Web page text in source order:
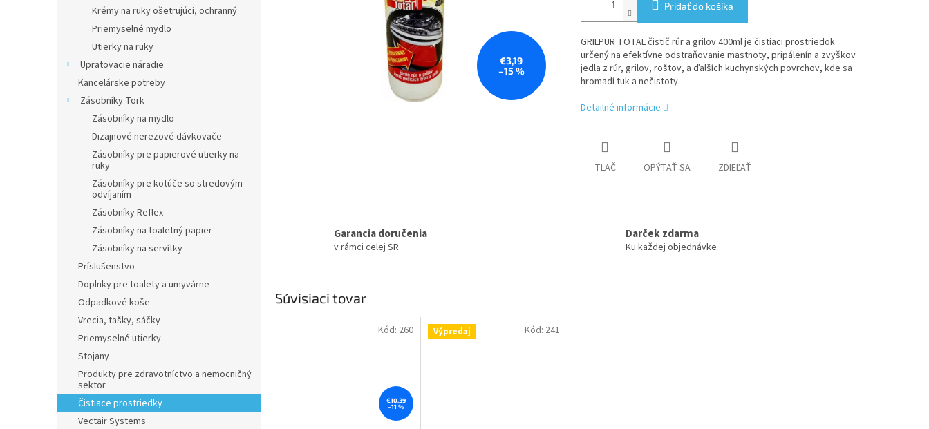
Krémy na ruky ošetrujúci, ochranný
Priemyselné mydlo
Utierky na ruky
Upratovacie náradie
Kancelárske potreby
Zásobníky Tork
Zásobníky na mydlo
Dizajnové nerezové dávkovače
Zásobníky pre papierové utierky na
ruky
Zásobníky pre kotúče so stredovým
odvíjaním
Zásobníky Reflex
Zásobníky na toaletný papier
Zásobníky na servítky
Príslušenstvo
Doplnky pre toalety a umyvárne
Odpadkové koše
Vrecia, tašky, sáčky
Priemyselné utierky
Stojany
Produkty pre zdravotníctvo a nemocničný
sektor
Čistiace prostriedky
Vectair Systems
€3,19
–15 %
Pridať do košíka
GRILPUR TOTAL čistič rúr a grilov 400ml je čistiaci prostriedok
určený na efektívne odstraňovanie mastnoty, pripálenín a zvyškov
jedla z rúr, grilov, roštov, a ďalších kuchynských povrchov, kde sa
hromadí tuk a nečistoty.
Detailné informácie
TLAČ OPÝTAŤ SA ZDIEĽAŤ
Garancia doručenia
v rámci celej SR
Darček zdarma
Ku každej objednávke
Súvisiaci tovar
€10,39
–11 %
Kód: 260 Výpredaj Kód: 241